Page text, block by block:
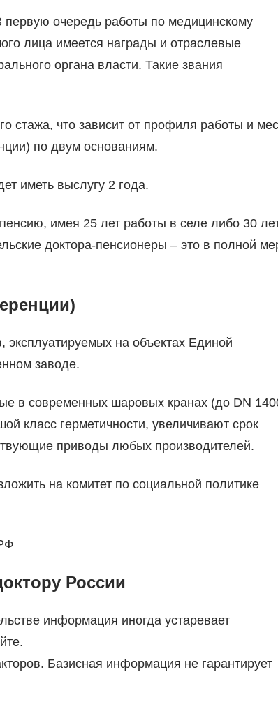
первую очередь работы по медицинскому
лица имеется награды и отраслевые
органа власти. Такие звания
стажа, что зависит от профиля работы и
по двум основаниям.
иметь выслугу 2 года.
имея 25 лет работы в селе либо 30
доктора-пенсионеры – это в полной
на объектах Единой
заводе.
в современных шаровых кранах (до DN
класс герметичности, увеличивают срок
приводы любых производителей.
на комитет по социальной политике
России
информация иногда устаревает
Базисная информация не гарантирует